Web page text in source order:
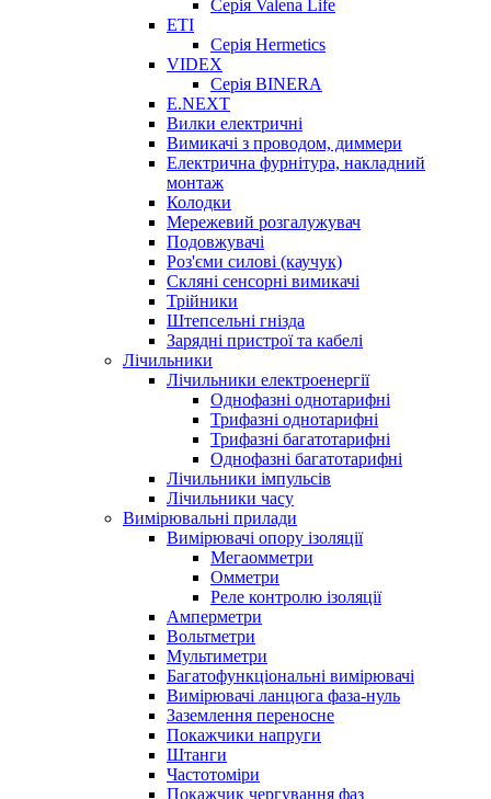
Серія Valena Life
ETI
Серія Hermetics
VIDEX
Серія BINERA
E.NEXT
Вилки електричні
Вимикачі з проводом, диммери
Електрична фурнітура, накладний
монтаж
Колодки
Мережевий розгалужувач
Подовжувачі
Роз'єми силові (каучук)
Скляні сенсорні вимикачі
Трійники
Штепсельні гнізда
Зарядні пристрої та кабелі
Лічильники
Лічильники електроенергії
Однофазні однотарифні
Трифазні однотарифні
Трифазні багатотарифні
Однофазні багатотарифні
Лічильники імпульсів
Лічильники часу
Вимірювальні прилади
Вимірювачі опору ізоляції
Мегаомметри
Омметри
Реле контролю ізоляції
Амперметри
Вольтметри
Мультиметри
Багатофункціональні вимірювачі
Вимірювачі ланцюга фаза-нуль
Заземлення переносне
Покажчики напруги
Штанги
Частотоміри
Покажчик чергування фаз